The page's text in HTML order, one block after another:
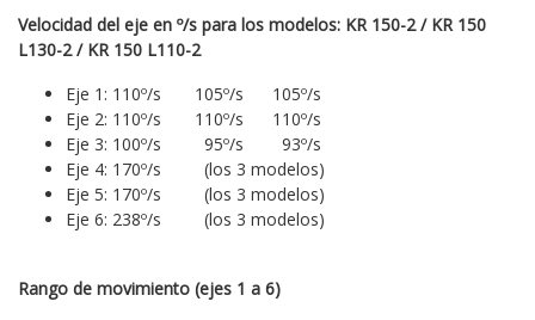
Velocidad del eje en º/s para los modelos: KR 150-2 / KR 150
L130-2 / KR 150 L110-2
Eje 1: 110º/s 105º/s 105º/s
Eje 2: 110º/s 110º/s 110º/s
Eje 3: 100º/s 95º/s 93º/s
Eje 4: 170º/s (los 3 modelos)
Eje 5: 170º/s (los 3 modelos)
Eje 6: 238º/s (los 3 modelos)
Rango de movimiento (ejes 1 a 6)